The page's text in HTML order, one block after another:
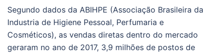
Segundo dados da ABIHPE (Associação Brasileira da
Industria de Higiene Pessoal, Perfumaria e
Cosméticos), as vendas diretas dentro do mercado
geraram no ano de 2017, 3,9 milhões de postos de